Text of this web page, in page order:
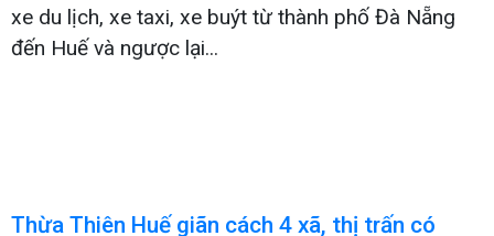
xe du lịch, xe taxi, xe buýt từ thành phố Đà Nẵng
đến Huế và ngược lại...
Thừa Thiên Huế giãn cách 4 xã, thị trấn có